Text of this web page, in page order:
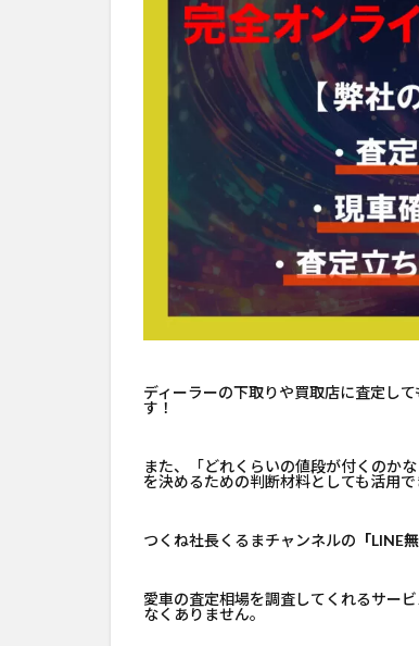
ディーラーの下取りや買取店に査定し
す！
また、「どれくらいの値段が付くのか
を決めるための判断材料としても活用で
つくね社長くるまチャンネルの 「LINE
愛車の査定相場を調査してくれるサー
なくありません。